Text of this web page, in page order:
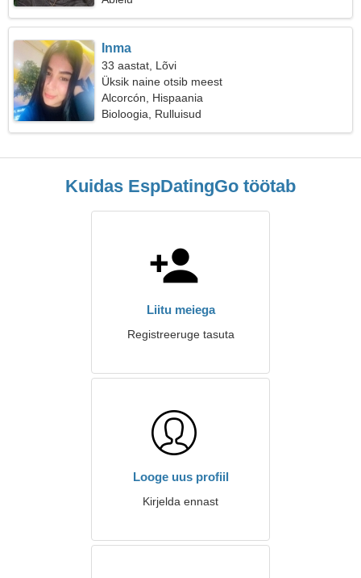
Inma
33 aastat, Lõvi
Üksik naine otsib meest
Alcorcón, Hispaania
Bioloogia, Rulluisud
Kuidas EspDatingGo töötab
Liitu meiega
Registreeruge tasuta
Looge uus profiil
Kirjelda ennast